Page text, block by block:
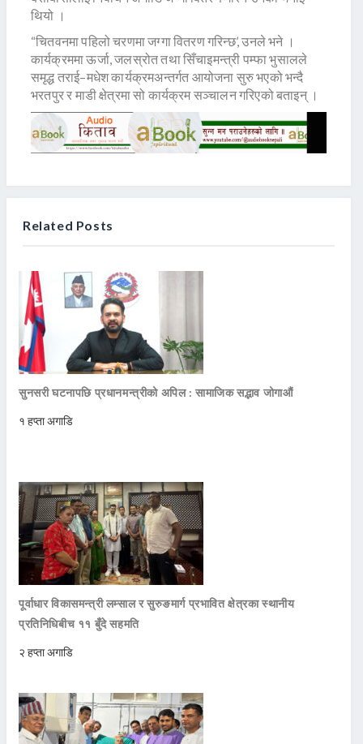
थियो ।
“चितवनमा पहिलो चरणमा जग्गा वितरण गरिन्छ’, उनले भने ।
कार्यक्रममा ऊर्जा, जलस्रोत तथा सिँचाइमन्त्री पम्फा भुसालले
समृद्ध तराई–मधेश कार्यक्रमअन्तर्गत आयोजना सुरु भएको भन्दै
भरतपुर र माडी क्षेत्रमा सो कार्यक्रम सञ्चालन गरिएको बताइन् ।
Related Posts
सुनसरी घटनापछि प्रधानमन्त्रीको अपिल : सामाजिक सद्भाव जोगाऔं
१ हप्ता अगाडि
पूर्वाधार विकासमन्त्री लम्साल र सुरुङमार्ग प्रभावित क्षेत्रका स्थानीय
प्रतिनिधिबीच ११ बुँदे सहमति
२ हप्ता अगाडि